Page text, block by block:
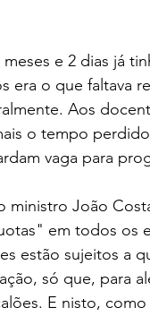
e 2 dias já
era o que faltava
Aos
o tempo
vaga para
ministro João
em todos os
estão sujeitos a
só que, para
E nisto,